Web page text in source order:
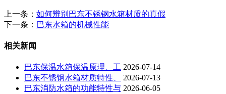
上一条： 如何辨别巴东不锈钢水箱材质的真假
下一条： 巴东水箱的机械性能
相关新闻
巴东保温水箱保温原理、工 2026-07-14
巴东不锈钢水箱材质特性、
2026-07-13
巴东消防水箱的功能特性与 2026-06-05